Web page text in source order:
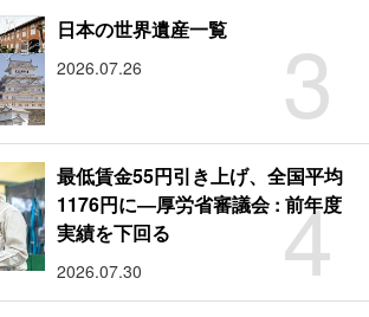
3
日本の世界遺産一覧
2026.07.26
4
最低賃金55円引き上げ、全国平均
1176円に―厚労省審議会 : 前年度
実績を下回る
2026.07.30